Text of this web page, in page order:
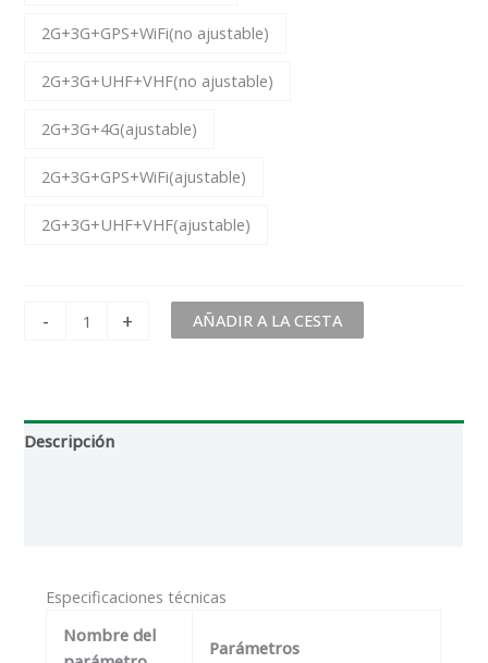
2G+3G+GPS+WiFi(no ajustable)
2G+3G+UHF+VHF(no ajustable)
2G+3G+4G(ajustable)
2G+3G+GPS+WiFi(ajustable)
2G+3G+UHF+VHF(ajustable)
- + AÑADIR A LA CESTA
Descripción
Especificaciones técnicas
Nombre del
Parámetros